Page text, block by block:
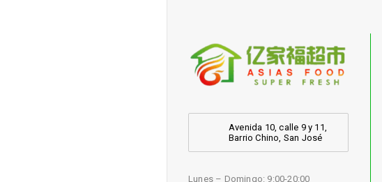
Avenida 10, calle 9 y 11,
Barrio Chino, San José
Lunes – Domingo: 9:00-20:00